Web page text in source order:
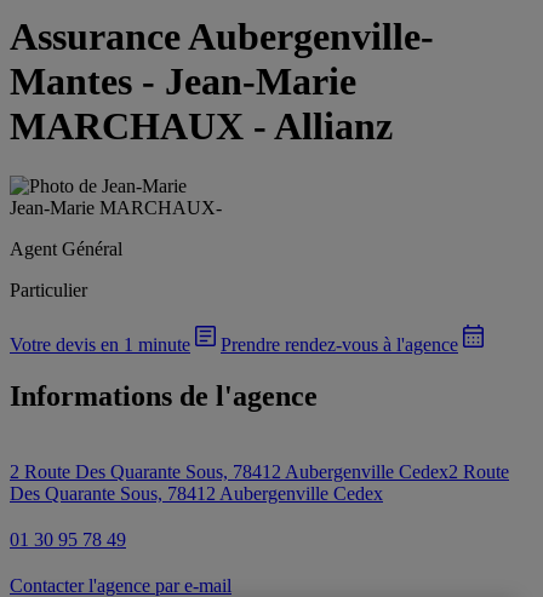
Assurance Aubergenville-
Mantes - Jean-Marie
MARCHAUX - Allianz
Jean-Marie MARCHAUX-
Agent Général
Particulier
Votre devis en 1 minute Prendre rendez-vous à l'agence
Informations de l'agence
2 Route Des Quarante Sous, 78412 Aubergenville Cedex2 Route
Des Quarante Sous, 78412 Aubergenville Cedex
01 30 95 78 49
Contacter l'agence par e-mail